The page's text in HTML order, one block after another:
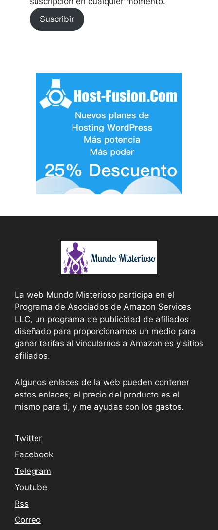
Suscribir
La web Mundo Misterioso participa en el
Programa de Asociados de Amazon Services
LLC, un programa de publicidad de afiliados
diseñado para proporcionarnos un medio para
ganar tarifas al vincularnos a Amazon.es y sitios
afiliados.
Algunos enlaces de la web pueden contener
estos enlaces; el precio del producto es el
mismo para ti, y me ayudas con los gastos.
Twitter
Facebook
Telegram
Youtube
Rss
Correo